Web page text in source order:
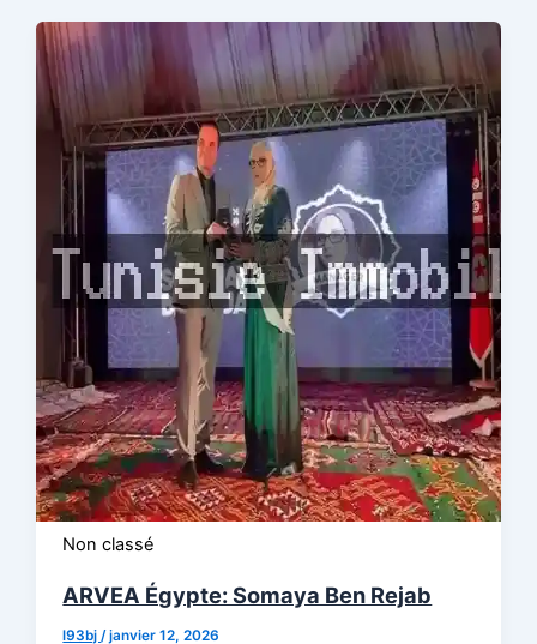
Non classé
ARVEA Égypte: Somaya Ben Rejab
l93bj/janvier 12, 2026